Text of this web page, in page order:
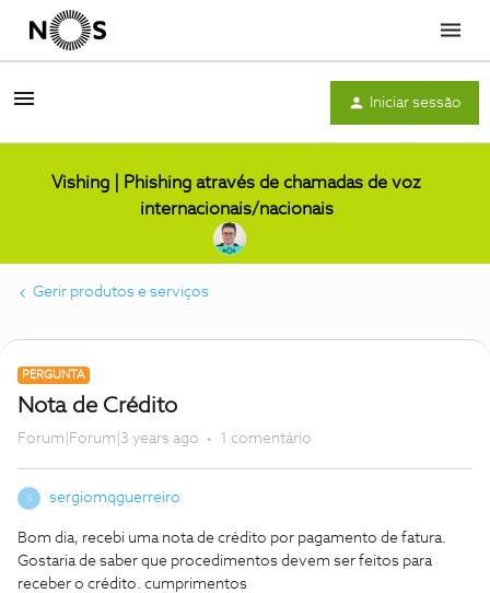
Menu
Iniciar sessão
Vishing | Phishing através de chamadas de voz
internacionais/nacionais
Gerir produtos e serviços
PERGUNTA
Nota de Crédito
Forum|Forum|3 years ago 1 comentário
S sergiomqguerreiro
Bom dia, recebi uma nota de crédito por pagamento de fatura.
Gostaria de saber que procedimentos devem ser feitos para
receber o crédito. cumprimentos